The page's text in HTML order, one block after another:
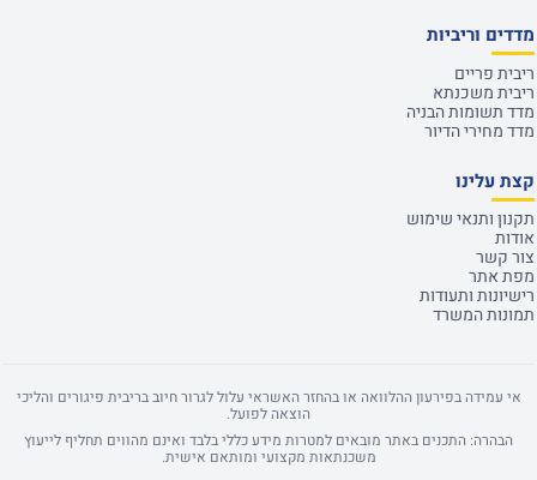
מדדים וריביות
ריבית פריים
ריבית משכנתא
מדד תשומות הבניה
מדד מחירי הדיור
קצת עלינו
תקנון ותנאי שימוש
אודות
צור קשר
מפת אתר
רישיונות ותעודות
תמונות המשרד
אי עמידה בפירעון ההלוואה או בהחזר האשראי עלול לגרור חיוב בריבית פיגורים והליכי
הוצאה לפועל.
הבהרה: התכנים באתר מובאים למטרות מידע כללי בלבד ואינם מהווים תחליף לייעוץ
משכנתאות מקצועי ומותאם אישית.